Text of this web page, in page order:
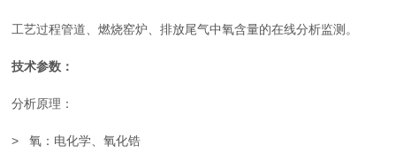
工艺过程管道、燃烧窑炉、排放尾气中氧含量的在线分析监测。
技术参数：
分析原理：
> 氧：电化学、氧化锆